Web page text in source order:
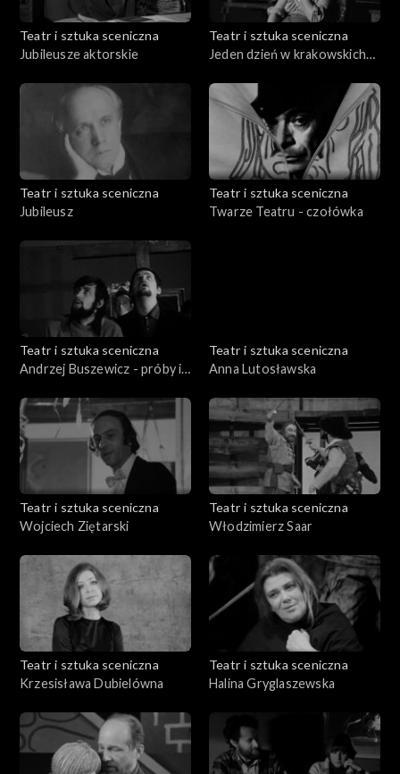
Teatr i sztuka sceniczna
Jubileusze aktorskie
Teatr i sztuka sceniczna
Jeden dzień w krakowskich
Teatr i sztuka sceniczna
Jubileusz
Teatr i sztuka sceniczna
Twarze Teatru - czołówka
Teatr i sztuka sceniczna
Andrzej Buszewicz - próby i
"Dziady"
Teatr i sztuka sceniczna
Anna Lutosławska
Teatr i sztuka sceniczna
Wojciech Ziętarski
Teatr i sztuka sceniczna
Włodzimierz Saar
Teatr i sztuka sceniczna
Krzesisława Dubielówna
Teatr i sztuka sceniczna
Halina Gryglaszewska